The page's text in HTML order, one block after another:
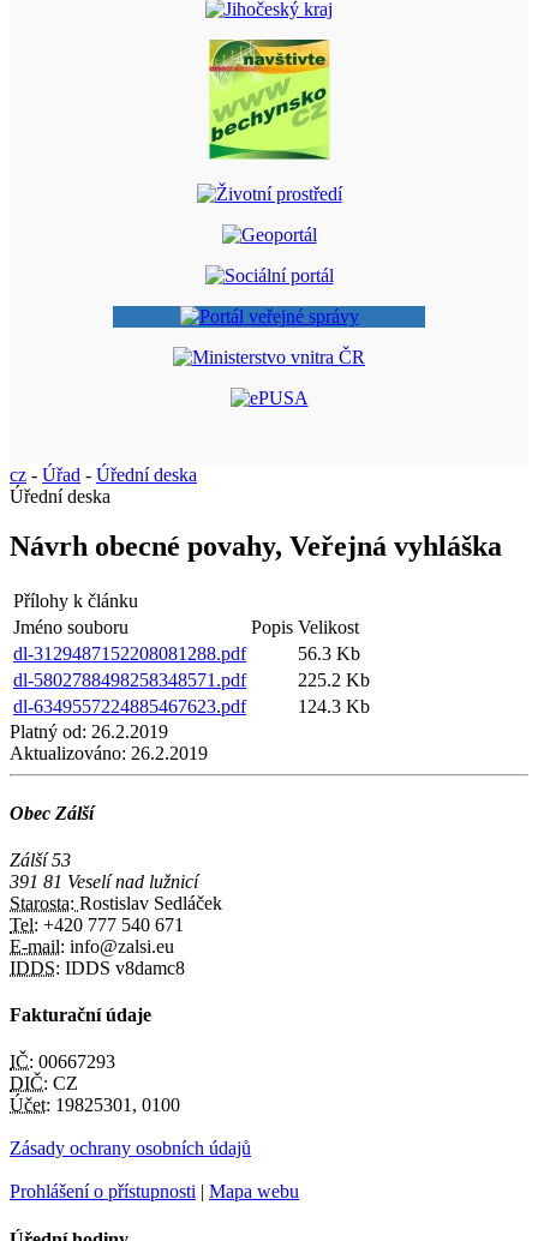
cz - Úřad - Úřední deska
Úřední deska
Návrh obecné povahy, Veřejná vyhláška
Přílohy k článku
Jméno souboru
Popis Velikost
dl-3129487152208081288.pdf
56.3 Kb
dl-5802788498258348571.pdf
225.2 Kb
dl-6349557224885467623.pdf
124.3 Kb
Platný od: 26.2.2019
Aktualizováno: 26.2.2019
Obec Zálší
Zálší 53
391 81 Veselí nad lužnicí
Starosta: Rostislav Sedláček
Tel: +420 777 540 671
E-mail: info@zalsi.eu
IDDS: IDDS v8damc8
Fakturační údaje
IČ: 00667293
DIČ: CZ
Účet: 19825301, 0100
Zásady ochrany osobních údajů
Prohlášení o přístupnosti | Mapa webu